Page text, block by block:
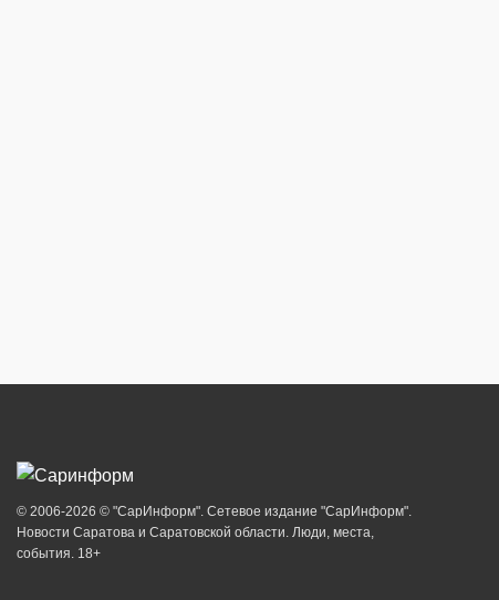
© 2006-2026 © "СарИнформ". Сетевое издание "СарИнформ".
Новости Саратова и Саратовской области. Люди, места,
события. 18+